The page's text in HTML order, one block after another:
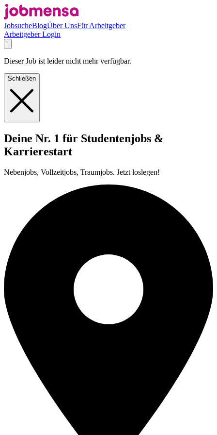
JobsucheBlogÜber UnsFür Arbeitgeber
Arbeitgeber Login
Dieser Job ist leider nicht mehr verfügbar.
Schließen
Deine Nr. 1 für Studentenjobs &
Karrierestart
Nebenjobs, Vollzeitjobs, Traumjobs. Jetzt loslegen!